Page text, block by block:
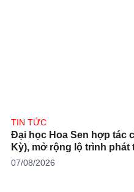
TIN TỨC
Đại học Hoa Sen hợp tác
Kỳ), mở rộng lộ trình
07/08/2026